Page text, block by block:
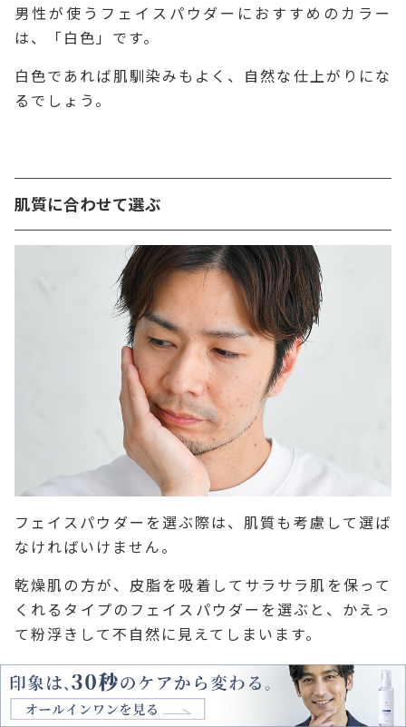
男性が使うフェイスパウダーにおすすめのカラー
は、「白色」です。
白色であれば肌馴染みもよく、自然な仕上がりにな
るでしょう。
肌質に合わせて選ぶ
フェイスパウダーを選ぶ際は、肌質も考慮して選ば
なければいけません。
乾燥肌の方が、皮脂を吸着してサラサラ肌を保って
くれるタイプのフェイスパウダーを選ぶと、かえっ
て粉浮きして不自然に見えてしまいます。
そのため、乾燥肌の方は保湿成分が含まれているフ
ェイスパウダーがいいでしょう。